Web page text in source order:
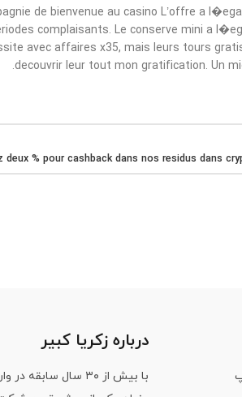
de bienvenue au casino L’offre a
complaisants. Le conserve mini a
avec affaires x35, mais leurs tours
decouvrir leur tout mon gratification. Un
% pour cashback dans nos residus dans
درباره زکریا کبیر
با بیش از ۳۰ سال